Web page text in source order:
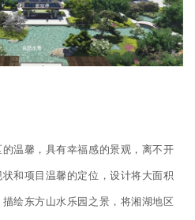
温馨，具有幸福感的景观，离不开
和项目温馨的定位，设计将大面积
绘东方山水乐园之景，将湘湖地区